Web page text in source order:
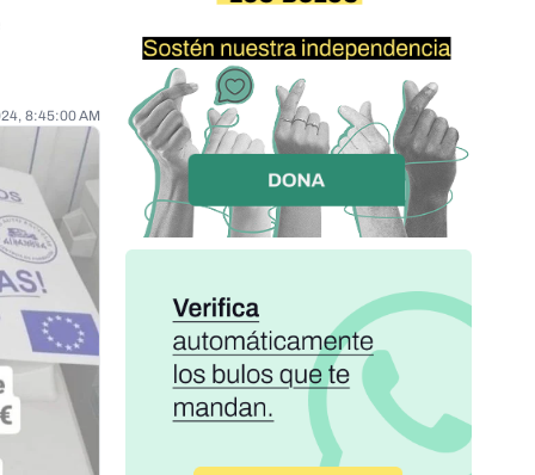
8:45:00 AM